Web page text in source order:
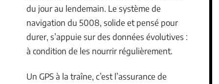
du jour au lendemain. Le système de
navigation du 5008, solide et pensé pour
durer, s’appuie sur des données évolutives :
à condition de les nourrir régulièrement.
Un GPS à la traîne, c’est l’assurance de